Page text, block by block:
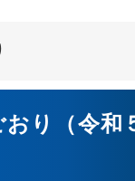
り（令和